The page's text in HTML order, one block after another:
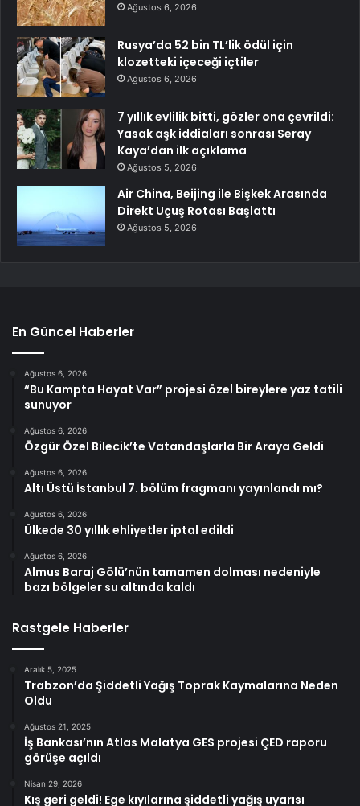
Ağustos 6, 2026
Rusya’da 52 bin TL’lik ödül için
klozetteki içeceği içtiler
Ağustos 6, 2026
7 yıllık evlilik bitti, gözler ona çevrildi:
Yasak aşk iddiaları sonrası Seray
Kaya’dan ilk açıklama
Ağustos 5, 2026
Air China, Beijing ile Bişkek Arasında
Direkt Uçuş Rotası Başlattı
Ağustos 5, 2026
En Güncel Haberler
Ağustos 6, 2026
“Bu Kampta Hayat Var” projesi özel bireylere yaz tatili
sunuyor
Ağustos 6, 2026
Özgür Özel Bilecik’te Vatandaşlarla Bir Araya Geldi
Ağustos 6, 2026
Altı Üstü İstanbul 7. bölüm fragmanı yayınlandı mı?
Ağustos 6, 2026
Ülkede 30 yıllık ehliyetler iptal edildi
Ağustos 6, 2026
Almus Baraj Gölü’nün tamamen dolması nedeniyle
bazı bölgeler su altında kaldı
Rastgele Haberler
Aralık 5, 2025
Trabzon’da Şiddetli Yağış Toprak Kaymalarına Neden
Oldu
Ağustos 21, 2025
İş Bankası’nın Atlas Malatya GES projesi ÇED raporu
görüşe açıldı
Nisan 29, 2026
Kış geri geldi! Ege kıyılarına şiddetli yağış uyarısı